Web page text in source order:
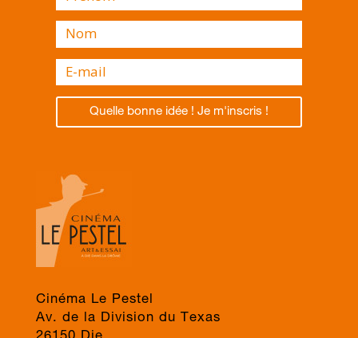
Quelle bonne idée ! Je m'inscris !
Cinéma Le Pestel
Av. de la Division du Texas